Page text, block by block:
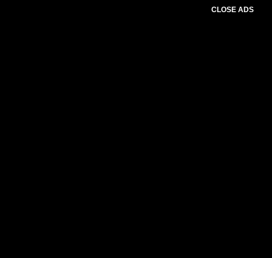
CLOSE ADS